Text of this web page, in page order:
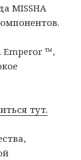
MISSHA
Emperor ™,
тут.